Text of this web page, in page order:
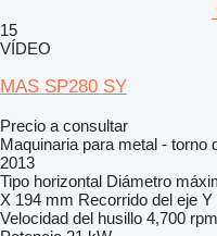
15
VÍDEO
MAS SP280 SY
Precio a consultar
Maquinaria para metal - torno
2013
Tipo horizontal Diámetro
X 194 mm Recorrido del eje Y
Velocidad del husillo 4,700 rpm